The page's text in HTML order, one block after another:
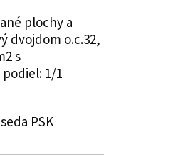
plochy a
dvojdom o.c.32,
s
1/1
PSK